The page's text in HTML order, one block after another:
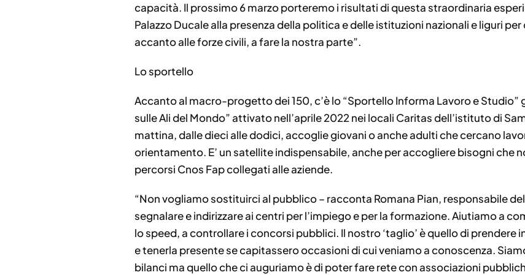
capacità. Il prossimo 6 marzo porteremo i risultati di questa straordinaria
Palazzo Ducale alla presenza della politica e delle istituzioni nazionali e liguri
accanto alle forze civili, a fare la nostra parte”.
Lo sportello
Accanto al macro-progetto dei 150, c’è lo “Sportello Informa Lavoro e Studio”
sulle Ali del Mondo” attivato nell’aprile 2022 nei locali Caritas dell’istituto di
mattina, dalle dieci alle dodici, accoglie giovani o anche adulti che cercano
orientamento. E’ un satellite indispensabile, anche per accogliere bisogni che
percorsi Cnos Fap collegati alle aziende.
“Non vogliamo sostituirci al pubblico – racconta Romana Pian, responsabile
segnalare e indirizzare ai centri per l’impiego e per la formazione. Aiutiamo a
lo speed, a controllare i concorsi pubblici. Il nostro ‘taglio’ è quello di prendere
e tenerla presente se capitassero occasioni di cui veniamo a conoscenza.
bilanci ma quello che ci auguriamo è di poter fare rete con associazioni